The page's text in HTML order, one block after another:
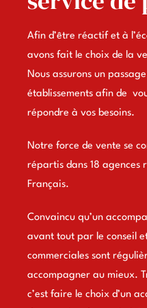
Afin d’être réactif et à
avons fait le choix de la
Nous assurons un
établissements afin de
répondre à vos besoins.
Notre force de vente se
répartis dans 18 agences
Français.
Convaincu qu’un
avant tout par le conseil
commerciales sont
accompagner au mieux.
c’est faire le choix d’un